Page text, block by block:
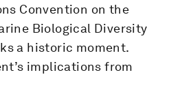
Convention on the
Biological Diversity
a historic moment.
implications from